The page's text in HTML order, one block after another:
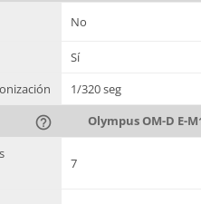
No
Sí
1/320 seg
help_outline Olympus OM-D E-
7